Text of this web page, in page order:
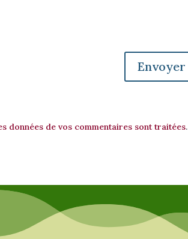
données de vos commentaires sont traitées.